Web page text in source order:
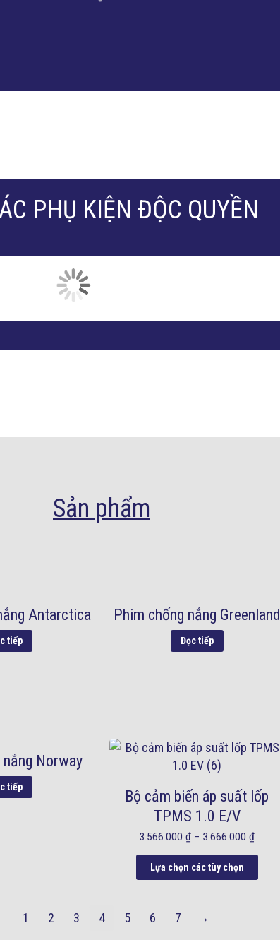
PHỤ KIỆN ĐỘC QUYỀN
Sản phẩm
Antarctica
tiếp
Phim chống nắng Greenland
Đọc tiếp
Norway
tiếp
Bộ cảm biến áp suất lốp
TPMS 1.0 E/V
3.566.000₫ – 3.666.000₫
Lựa chọn các tùy chọn
1 2 3 4 5 6 7 →